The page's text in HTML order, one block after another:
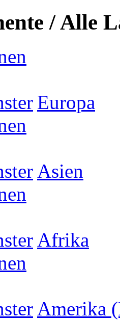
/ Alle
Europa
Asien
Afrika
Amerika